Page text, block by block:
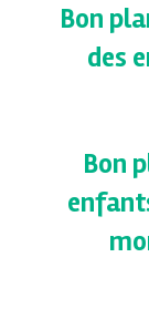
Bon
des
Bon